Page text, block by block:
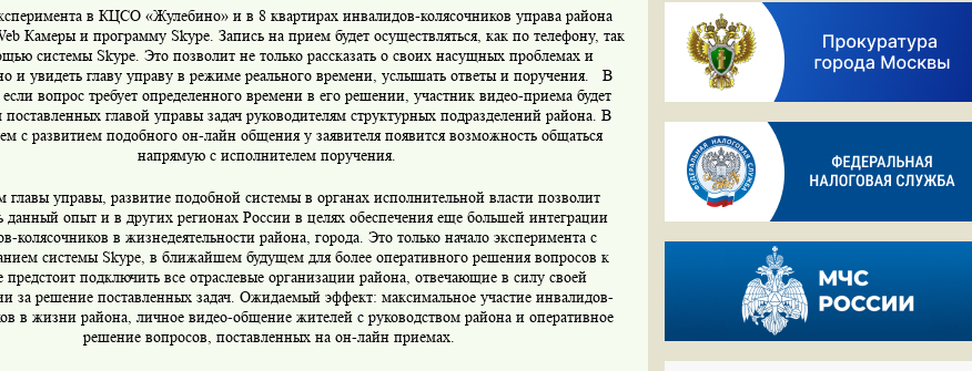
в КЦСО «Жулебино» и в 8 квартирах инвалидов-колясочников управа района
Камеры и программу Skype. Запись на прием будет осуществляться, как по телефону, так
системы Skype. Это позволит не только рассказать о своих насущных проблемах и
и увидеть главу управу в режиме реального времени, услышать ответы и поручения. В
если вопрос требует определенного времени в его решении, участник видео-приема будет
поставленных главой управы задач руководителям структурных подразделений района. В
с развитием подобного он-лайн общения у заявителя появится возможность общаться
напрямую с исполнителем поручения.
главы управы, развитие подобной системы в органах исполнительной власти позволит
данный опыт и в других регионах России в целях обеспечения еще большей интеграции
колясочников в жизнедеятельности района, города. Это только начало эксперимента с
системы Skype, в ближайшем будущем для более оперативного решения вопросов к
предстоит подключить все отраслевые организации района, отвечающие в силу своей
за решение поставленных задач. Ожидаемый эффект: максимальное участие инвалидов-
в жизни района, личное видео-общение жителей с руководством района и оперативное
решение вопросов, поставленных на он-лайн приемах.